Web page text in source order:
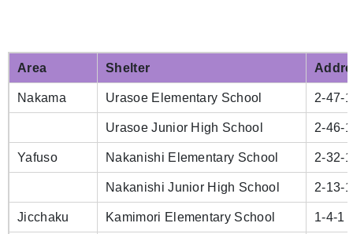
Area Shelter
Nakama Urasoe Elementary School 2-47-
Urasoe Junior High School 2-46-
Yafuso Nakanishi Elementary School 2-32-
Nakanishi Junior High School 2-13-
Jicchaku Kamimori Elementary School 1-4-1